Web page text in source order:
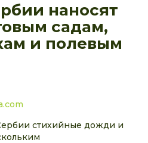
наносят
садам,
и полевым
стихийные дожди и